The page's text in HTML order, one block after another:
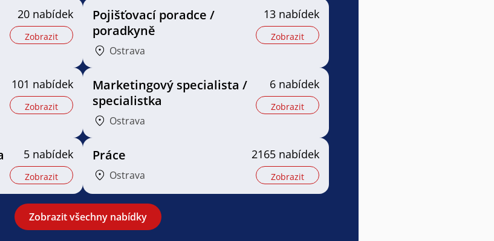
20 nabídek
Zobrazit
Pojišťovací poradce /
poradkyně
Ostrava
13 nabídek
Zobrazit
101 nabídek
Zobrazit
Marketingový specialista /
specialistka
Ostrava
6 nabídek
Zobrazit
5 nabídek
Zobrazit
Práce
Ostrava
2165 nabídek
Zobrazit
Zobrazit všechny nabídky